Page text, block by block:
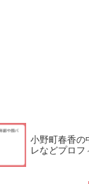
小野町春香の
レなどプロフ